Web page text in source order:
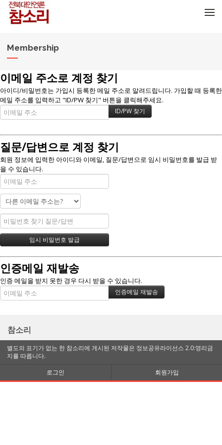
Membership
이메일 주소로 계정 찾기
아이디/비밀번호는 가입시 등록한 메일 주소로 알려드립니다. 가입할 때 등록한
메일 주소를 입력하고 "ID/PW 찾기" 버튼을 클릭해주세요.
질문/답변으로 계정 찾기
회원 정보에 입력한 아이디와 이메일, 질문/답변으로 임시 비밀번호를 발급 받
을 수 있습니다.
인증메일 재발송
인증 메일을 받지 못한 경우 다시 받을 수 있습니다.
참소리
별도의 표기가 없는 한 참소리에 게시된 저작물은 정보공유라이선스 2.0:영리금
지를 따릅니다.
로그인
회원가입